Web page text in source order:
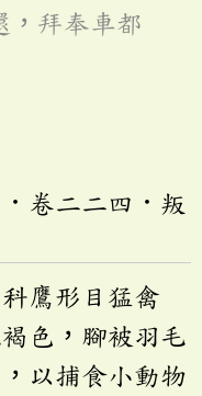
，拜奉車都
卷二二四．叛
鷹形目猛禽
色，腳被羽毛
以捕食小動物